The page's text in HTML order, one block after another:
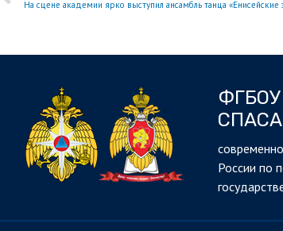
На сцене академии ярко выступил ансамбль танца «Енисейские
России по